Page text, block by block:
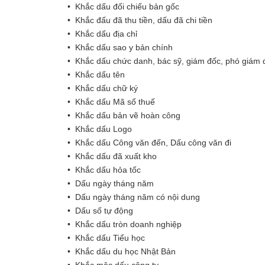
• Khắc dấu đối chiếu bản gốc
• Khắc đấu đã thu tiền, dấu đã chi tiền
• Khắc dấu địa chỉ
• Khắc dấu sao y bản chính
• Khắc dấu chức danh, bác sỹ, giám đốc, phó
• Khắc dấu tên
• Khắc dấu chữ ký
• Khắc dấu Mã số thuế
• Khắc dấu bản vẽ hoàn công
• Khắc dấu Logo
• Khắc dấu Công văn đến, Dấu công văn đi
• Khắc dấu đã xuất kho
• Khắc dấu hỏa tốc
• Dấu ngày tháng năm
• Dấu ngày tháng năm có nội dung
• Dấu số tự động
• Khắc dấu tròn doanh nghiệp
• Khắc dấu Tiểu học
• Khắc dấu du học Nhật Bản